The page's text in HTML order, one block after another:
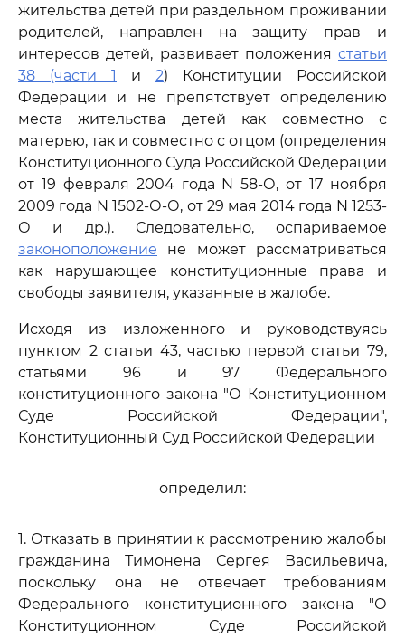
жительства детей при раздельном проживании
родителей, направлен на защиту прав и
интересов детей, развивает положения статьи
38 (части 1
и 2) Конституции Российской
Федерации и не препятствует определению
места жительства детей как совместно с
матерью, так и совместно с отцом (определения
Конституционного Суда Российской Федерации
от 19 февраля 2004 года N 58-О, от 17 ноября
2009 года N 1502-О-О, от 29 мая 2014 года N 1253-
О и др.). Следовательно, оспариваемое
законоположение не может рассматриваться
как нарушающее конституционные права и
свободы заявителя, указанные в жалобе.
Исходя из изложенного и руководствуясь
пунктом 2 статьи 43, частью первой статьи 79,
статьями 96 и 97 Федерального
конституционного закона "О Конституционном
Суде Российской Федерации",
Конституционный Суд Российской Федерации
определил:
1. Отказать в принятии к рассмотрению жалобы
гражданина Тимонена Сергея Васильевича,
поскольку она не отвечает требованиям
Федерального конституционного закона "О
Конституционном Суде Российской